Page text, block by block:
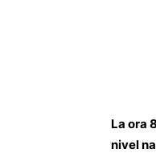
La ora
nivel